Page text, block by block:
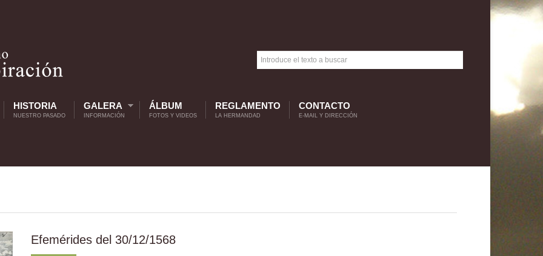
HISTORIA
NUESTRO PASADO
GALERA
INFORMACIÓN
ÁLBUM
FOTOS Y VIDEOS
REGLAMENTO
LA HERMANDAD
CONTACTO
E-MAIL Y DIRECCIÓN
Efemérides del 30/12/1568